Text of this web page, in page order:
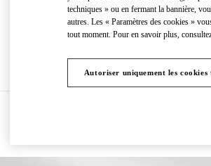
techniques » ou en fermant la bannière,
autres. Les « Paramètres des cookies »
tout moment. Pour en savoir plus,
Autoriser uniquement les cookies